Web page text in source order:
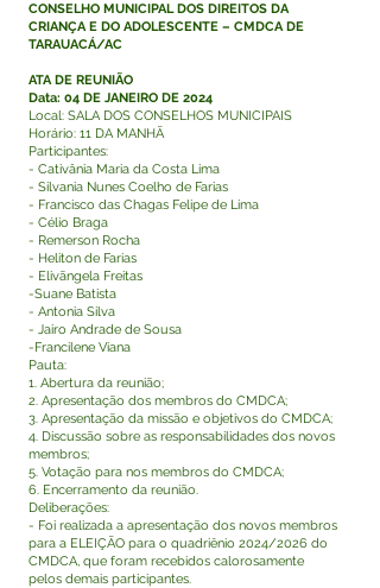
CONSELHO MUNICIPAL DOS DIREITOS DA
CRIANÇA E DO ADOLESCENTE – CMDCA DE
TARAUACÁ/AC
ATA DE REUNIÃO
Data: 04 DE JANEIRO DE 2024
Local: SALA DOS CONSELHOS MUNICIPAIS
Horário: 11 DA MANHÃ
Participantes:
- Cativânia Maria da Costa Lima
- Silvania Nunes Coelho de Farias
- Francisco das Chagas Felipe de Lima
- Célio Braga
- Remerson Rocha
- Heliton de Farias
- Elivãngela Freitas
-Suane Batista
- Antonia Silva
- Jairo Andrade de Sousa
-Francilene Viana
Pauta:
1. Abertura da reunião;
2. Apresentação dos membros do CMDCA;
3. Apresentação da missão e objetivos do CMDCA;
4. Discussão sobre as responsabilidades dos novos
membros;
5. Votação para nos membros do CMDCA;
6. Encerramento da reunião.
Deliberações:
- Foi realizada a apresentação dos novos membros
para a ELEIÇÃO para o quadriênio 2024/2026 do
CMDCA, que foram recebidos calorosamente
pelos demais participantes.